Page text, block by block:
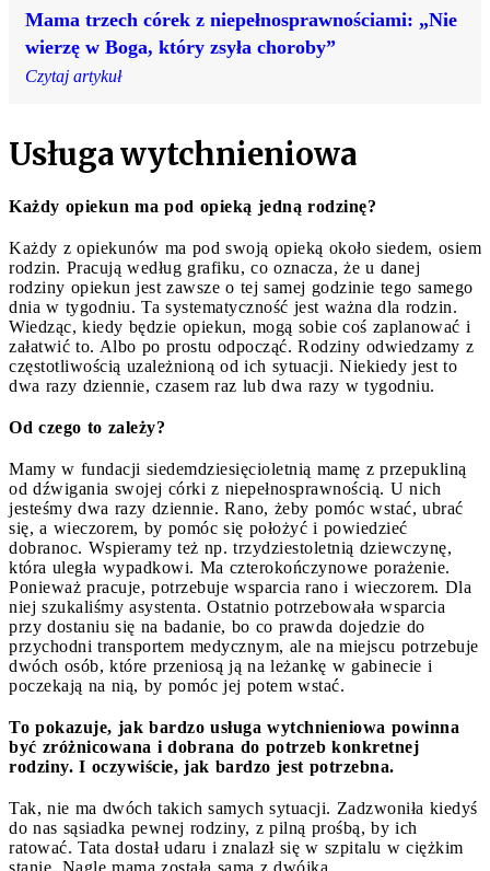
Mama trzech córek z niepełnosprawnościami: „Nie
wierzę w Boga, który zsyła choroby”
Czytaj artykuł
Usługa wytchnieniowa
Każdy opiekun ma pod opieką jedną rodzinę?
Każdy z opiekunów ma pod swoją opieką około siedem, osiem
rodzin. Pracują według grafiku, co oznacza, że u danej
rodziny opiekun jest zawsze o tej samej godzinie tego samego
dnia w tygodniu. Ta systematyczność jest ważna dla rodzin.
Wiedząc, kiedy będzie opiekun, mogą sobie coś zaplanować i
załatwić to. Albo po prostu odpocząć. Rodziny odwiedzamy z
częstotliwością uzależnioną od ich sytuacji. Niekiedy jest to
dwa razy dziennie, czasem raz lub dwa razy w tygodniu.
Od czego to zależy?
Mamy w fundacji siedemdziesięcioletnią mamę z przepukliną
od dźwigania swojej córki z niepełnosprawnością. U nich
jesteśmy dwa razy dziennie. Rano, żeby pomóc wstać, ubrać
się, a wieczorem, by pomóc się położyć i powiedzieć
dobranoc. Wspieramy też np. trzydziestoletnią dziewczynę,
która uległa wypadkowi. Ma czterokończynowe porażenie.
Ponieważ pracuje, potrzebuje wsparcia rano i wieczorem. Dla
niej szukaliśmy asystenta. Ostatnio potrzebowała wsparcia
przy dostaniu się na badanie, bo co prawda dojedzie do
przychodni transportem medycznym, ale na miejscu potrzebuje
dwóch osób, które przeniosą ją na leżankę w gabinecie i
poczekają na nią, by pomóc jej potem wstać.
To pokazuje, jak bardzo usługa wytchnieniowa powinna
być zróżnicowana i dobrana do potrzeb konkretnej
rodziny. I oczywiście, jak bardzo jest potrzebna.
Tak, nie ma dwóch takich samych sytuacji. Zadzwoniła kiedyś
do nas sąsiadka pewnej rodziny, z pilną prośbą, by ich
ratować. Tata dostał udaru i znalazł się w szpitalu w ciężkim
stanie. Nagle mama została sama z dwójką